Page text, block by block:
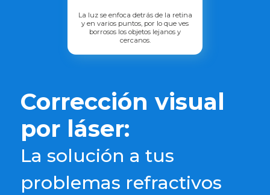
La luz se enfoca detrás de la retina
y en varios puntos, por lo que ves
borrosos los objetos lejanos y
cercanos.
Corrección visual
por láser:
La solución a tus
problemas refractivos